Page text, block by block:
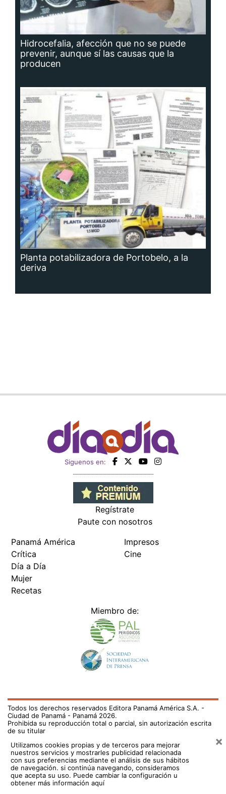
Hidrocefalia, afección que no se puede
prevenir, aunque sí las causas que la
producen
Planta potabilizadora de Portobelo, a la
deriva
Siguenos en:
Regístrate
Paute con nosotros
Panamá América
Crítica
Día a Día
Mujer
Recetas
Impresos
Cine
Miembro de:
Todos los derechos reservados Editora Panamá América S.A. -
Ciudad de Panamá - Panamá 2026.
Prohibida su reproducción total o parcial, sin autorización escrita
de su titular
Utilizamos cookies propias y de terceros para mejorar
nuestros servicios y mostrarles publicidad relacionada
con sus preferencias mediante el análisis de sus hábitos
de navegación. si continúa navegando, consideramos
que acepta su uso. Puede cambiar la configuración u
obtener más información aquí
×